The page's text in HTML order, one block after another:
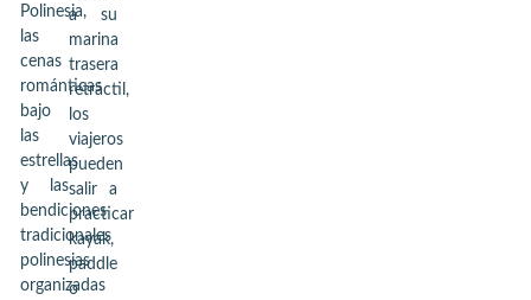
Polinesia,
las
cenas
románticas
bajo
las
estrellas
y las
bendiciones
tradicionales
polinesias
organizadas
a su
marina
trasera
retráctil,
los
viajeros
pueden
salir a
practicar
kayak,
paddle
o